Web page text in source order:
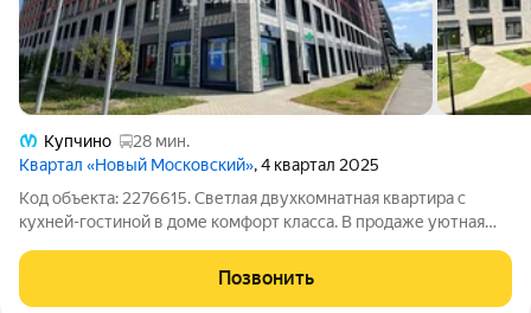
Купчино
28 мин.
Квартал «Новый Московский», 4 квартал 2025
Код объекта: 2276615. Светлая двухкомнатная квартира с
кухней-гостиной в доме комфорт класса. В продаже уютная
стороны с окнами во двор и на улицу. Раздельный санузел
прибавляет удобство
Позвонить